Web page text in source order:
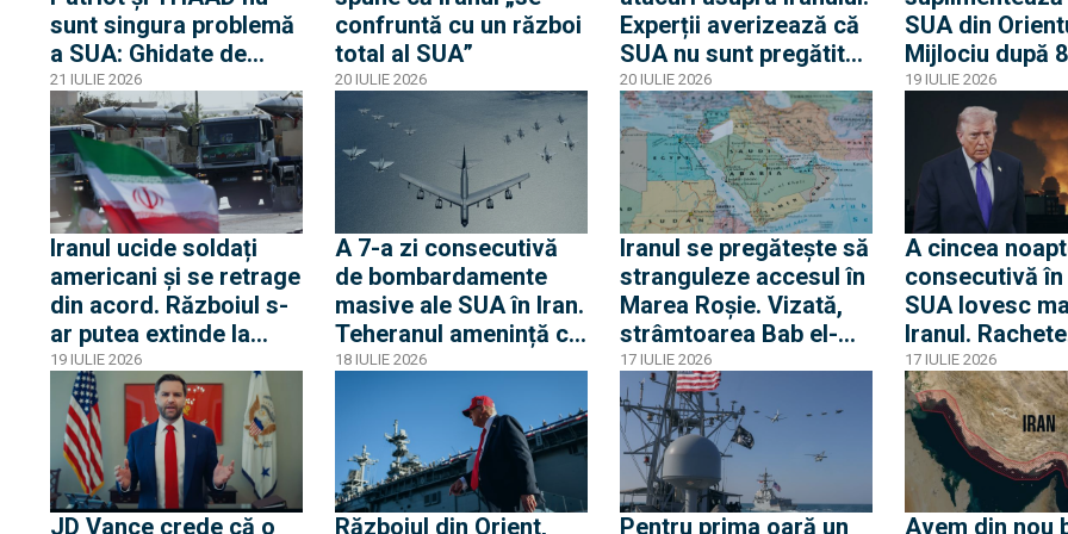
sunt singura problemă
a SUA: Ghidate de
sateliți chinezi,
rachetele iraniene au
„trecut” de sistemele
americane
21 IULIE 2026
confruntă cu un război
total al SUA”
20 IULIE 2026
Experții averizează că
SUA nu sunt pregătite
pentru o potențială
operațiune terestră
20 IULIE 2026
SUA din
Mijlociu după
consecutive
asupra Iranului
19 IULIE 2026
Iranul ucide soldați
americani și se retrage
din acord. Războiul s-
ar putea extinde la
aliații Teheranului
19 IULIE 2026
A 7-a zi consecutivă
de bombardamente
masive ale SUA în Iran.
Teheranul amenință cu
o „ofensivă totală”
18 IULIE 2026
Iranul se pregătește să
stranguleze accesul în
Marea Roșie. Vizată,
strâmtoarea Bab el-
Mandeb
17 IULIE 2026
A cincea
consecutivă
SUA lovesc
Iranul. Rachete
iraniene au
Qatar, explozii
în timp ce
că e încă
soluții
17 IULIE 2026
JD Vance crede că o Războiul din Orient, Pentru prima oară un Avem din nou